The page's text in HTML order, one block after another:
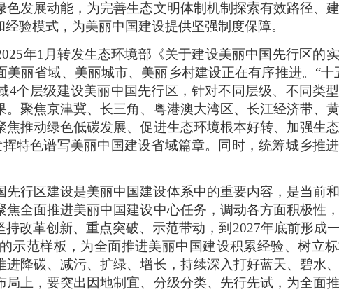
发展动能，为完善生态文明体制机制探索有效路径、
验模式，为美丽中国建设提供坚强制度保障。
年1月转发生态环境部《关于建设美丽中国先行区的
丽省域、美丽城市、美丽乡村建设正在有序推进。“十
个层级建设美丽中国先行区，针对不同层级、不同类
聚焦京津冀、长三角、粤港澳大湾区、长江经济带、
推动绿色低碳发展、促进生态环境根本好转、加强生
特色谱写美丽中国建设省域篇章。同时，统筹城乡推
行区建设是美丽中国建设体系中的重要内容，是当前
全面推进美丽中国建设中心任务，调动各方面积极性
改革创新、重点突破、示范带动，到2027年底前形成
示范样板，为全面推进美丽中国建设积累经验、树立
进降碳、减污、扩绿、增长，持续深入打好蓝天、碧水
上，要突出因地制宜、分级分类、先行先试，为全面